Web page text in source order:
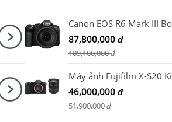
87,800,000 đ
109,100,000đ
46,000,000 đ
51,900,000đ